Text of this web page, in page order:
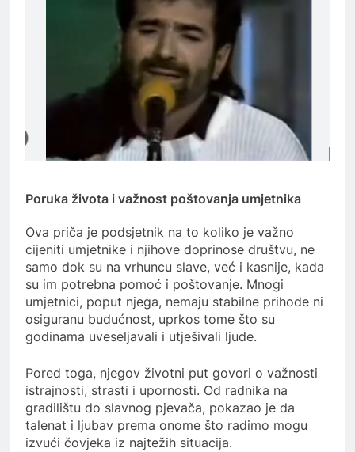
Poruka života i važnost poštovanja umjetnika
Ova priča je podsjetnik na to koliko je važno
cijeniti umjetnike i njihove doprinose društvu, ne
samo dok su na vrhuncu slave, već i kasnije, kada
su im potrebna pomoć i poštovanje. Mnogi
umjetnici, poput njega, nemaju stabilne prihode ni
osiguranu budućnost, uprkos tome što su
godinama uveseljavali i utješivali ljude.
Pored toga, njegov životni put govori o važnosti
istrajnosti, strasti i upornosti. Od radnika na
gradilištu do slavnog pjevača, pokazao je da
talenat i ljubav prema onome što radimo mogu
izvući čovjeka iz najtežih situacija.